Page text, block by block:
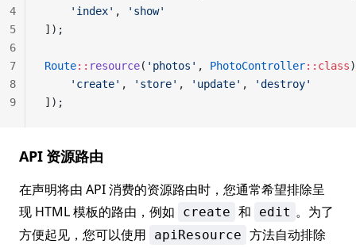
    'index'
,
'show'
]);
Route:: resource( 'photos' , PhotoController::class)
    'create'
, 'store' , 'update' ,
'destroy'
]);
4
5
6
7
8
9
API 资源路由
在声明将由 API 消费的资源路由时，您通常希望排除呈
现 HTML 模板的路由，例如
create 和 edit 。为了
方便起见，您可以使用
apiResource 方法自动排除